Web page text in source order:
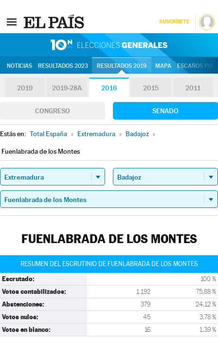
SUSCRÍBETE
NOTICIAS RESULTADOS 2023 RESULTADOS 2019 MAPA ESCAÑOS
2019 2019-28A 2016 2015 2011
CONGRESO SENADO
Estás en: Total España » Extremadura » Badajoz »
Fuenlabrada de los Montes
FUENLABRADA DE LOS MONTES
RESUMEN DEL ESCRUTINIO DE FUENLABRADA DE LOS MONTES
Escrutado: 100 %
Votos contabilizados: 1.192 75,88 %
Abstenciones: 379 24,12 %
Votos nulos: 45 3,78 %
Votos en blanco: 16 1,39 %